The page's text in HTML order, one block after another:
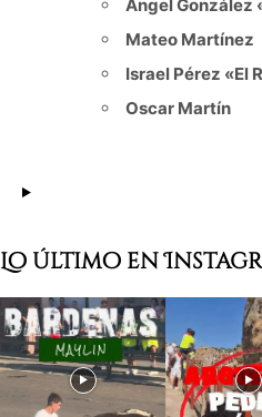
Ángel González
Mateo Martínez
Israel Pérez «El
Oscar Martín
Lo último en